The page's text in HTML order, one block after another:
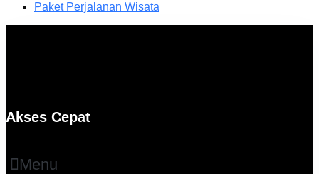
Paket Perjalanan Wisata
Akses Cepat
Menu